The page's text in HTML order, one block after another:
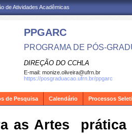
de Atividades Acadêmicas
PPGARC
PROGRAMA DE PÓS-
DIREÇÃO DO CCHLA
E-mail: monize.oliveira@ufrn.br
https://posgraduacao.ufrn.br/ppgarc
de Pesquisa Calendário Processos
as Artes 